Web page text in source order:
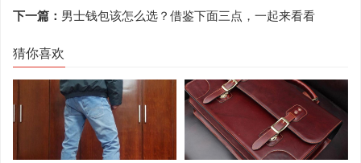
下一篇： 男士钱包该怎么选？借鉴下面三点，一起来看看
猜你喜欢